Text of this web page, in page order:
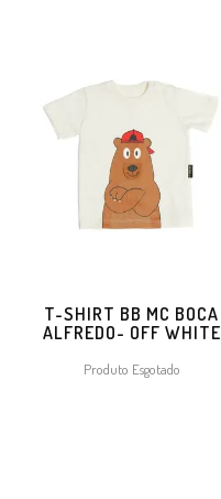
T-SHIRT BB MC BOCA
ALFREDO- OFF WHITE
Produto Esgotado